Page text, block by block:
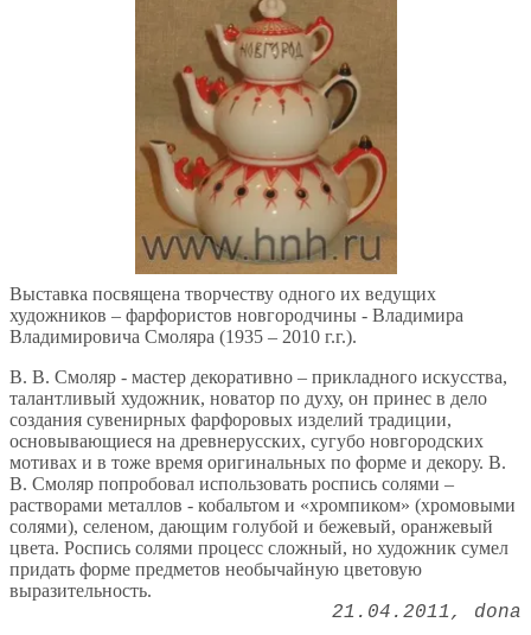
Выставка посвящена творчеству одного их ведущих
художников – фарфористов новгородчины - Владимира
Владимировича Смоляра (1935 – 2010 г.г.).
В. В. Смоляр - мастер декоративно – прикладного искусства,
талантливый художник, новатор по духу, он принес в дело
создания сувенирных фарфоровых изделий традиции,
основывающиеся на древнерусских, сугубо новгородских
мотивах и в тоже время оригинальных по форме и декору. В.
В. Смоляр попробовал использовать роспись солями –
растворами металлов - кобальтом и «хромпиком» (хромовыми
солями), селеном, дающим голубой и бежевый, оранжевый
цвета. Роспись солями процесс сложный, но художник сумел
придать форме предметов необычайную цветовую
выразительность.
21.04.2011 dona